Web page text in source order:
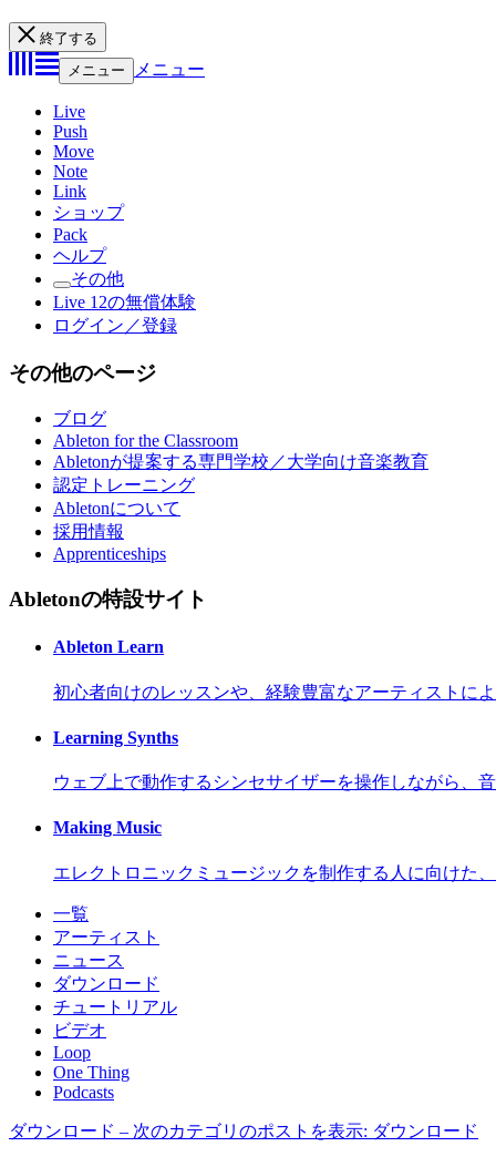
終了する
メニュー
メニュー
Live
Push
Move
Note
Link
ショップ
Pack
ヘルプ
その他
Live 12の無償体験
ログイン／登録
その他のページ
ブログ
Ableton for the Classroom
Abletonが提案する専門学校／大学向け音楽教育
認定トレーニング
Abletonについて
採用情報
Apprenticeships
Abletonの特設サイト
Ableton Learn
初心者向けのレッスンや、経験豊富なアーティストに
Learning Synths
ウェブ上で動作するシンセサイザーを操作しながら、
Making Music
エレクトロニックミュージックを制作する人に向けた
一覧
アーティスト
ニュース
ダウンロード
チュートリアル
ビデオ
Loop
One Thing
Podcasts
ダウンロード – 次のカテゴリのポストを表示: ダウンロード